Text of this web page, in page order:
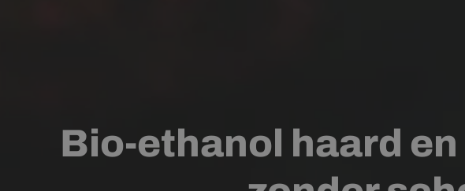
Bio-ethanol haard